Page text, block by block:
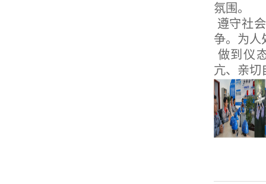
氛围。
遵守社
争。为人
做到仪
亢、亲切